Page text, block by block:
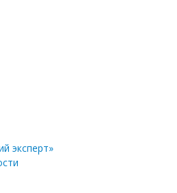
эксперт»